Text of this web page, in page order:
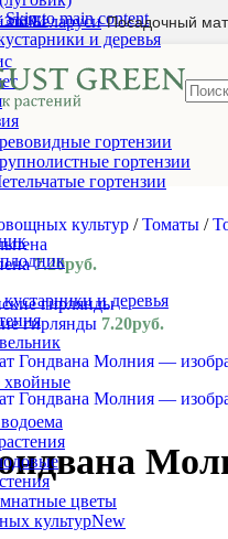
Skip to main content
по Беларуси Посадочный
и деревья
гортензии
гортензии
гортензии
и деревья
хвойные
цветы
культурNew
культур / Томаты /
7.20руб.
гирлянды 7.20руб.